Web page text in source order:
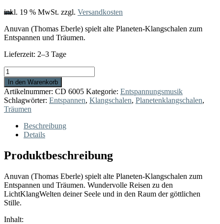
inkl. 19 % MwSt. zzgl. Versandkosten
Anuvan (Thomas Eberle) spielt alte Planeten-Klangschalen zum
Entspannen und Träumen.
Lieferzeit: 2–3 Tage
LichtKlangWelten
Menge
In den Warenkorb
Artikelnummer: CD 6005 Kategorie: Entspannungsmusik
Schlagwörter: Entspannen, Klangschalen, Planetenklangschalen,
Träumen
Beschreibung
Details
Produktbeschreibung
Anuvan (Thomas Eberle) spielt alte Planeten-Klangschalen zum
Entspannen und Träumen. Wundervolle Reisen zu den
LichtKlangWelten deiner Seele und in den Raum der göttlichen
Stille.
Inhalt: